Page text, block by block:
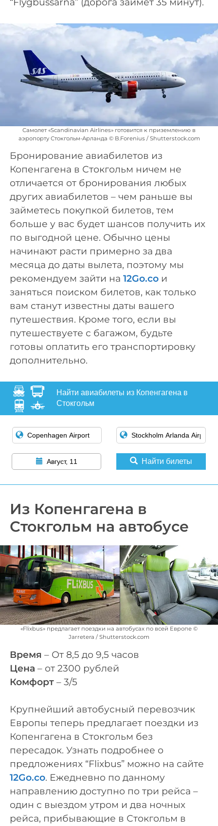
“Flygbussarna” (дорога займет 35 минут).
Самолет «Scandinavian Airlines» готовится к приземлению в
аэропорту Стокгольм-Арланда © B.Forenius / Shutterstock.com
Бронирование авиабилетов из
Копенгагена в Стокгольм ничем не
отличается от бронирования любых
других авиабилетов – чем раньше вы
займетесь покупкой билетов, тем
больше у вас будет шансов получить их
по выгодной цене. Обычно цены
начинают расти примерно за два
месяца до даты вылета, поэтому мы
рекомендуем зайти на 12Go.co и
заняться поиском билетов, как только
вам станут известны даты вашего
путешествия. Кроме того, если вы
путешествуете с багажом, будьте
готовы оплатить его транспортировку
дополнительно.
Найти авиабилеты из Копенгагена в
Стокгольм
Август, 11 Найти билеты
Из Копенгагена в
Стокгольм на автобусе
«Flixbus» предлагает поездки на автобусах по всей Европе ©
Jarretera / Shutterstock.com
Время – От 8,5 до 9,5 часов
Цена – от 2300 рублей
Комфорт – 3/5
Крупнейший автобусный перевозчик
Европы теперь предлагает поездки из
Копенгагена в Стокгольм без
пересадок. Узнать подробнее о
предложениях “Flixbus” можно на сайте
12Go.co. Ежедневно по данному
направлению доступно по три рейса –
один с выездом утром и два ночных
рейса, прибывающие в Стокгольм в